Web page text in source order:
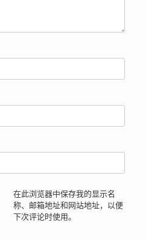
在此浏览器中保存我的显示名
称、邮箱地址和网站地址，以便
下次评论时使用。